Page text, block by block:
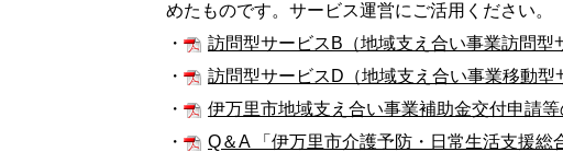
めたものです。サービス運営にご活用ください。
・
訪問型サービスB（地域支え合い事業訪問
・
訪問型サービスD（地域支え合い事業移動
・
伊万里市地域支え合い事業補助金交付申請
・
Q＆A 「伊万里市介護予防・日常生活支援